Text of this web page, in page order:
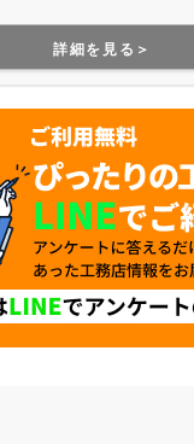
でなくドローンで空中か
の景色や、光の入り方
た上で、『窓を開け
していく住まい』を実現
載があって体感しやすい
詳細を見る＞